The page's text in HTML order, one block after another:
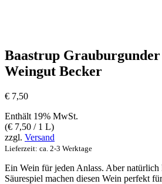
Baastrup Grauburgunder
Weingut Becker
€ 7,50
Enthält 19% MwSt.
(€ 7,50 / 1 L)
zzgl. Versand
Lieferzeit: ca. 2-3 Werktage
Ein Wein für jeden Anlass. Aber natürlich
Säurespiel machen diesen Wein perfekt